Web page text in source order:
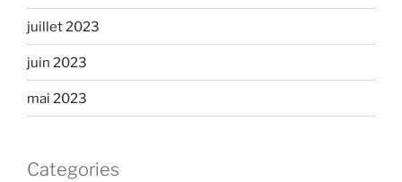
juillet 2023
juin 2023
mai 2023
Categories